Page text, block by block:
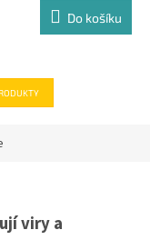
Do košíku
viry a